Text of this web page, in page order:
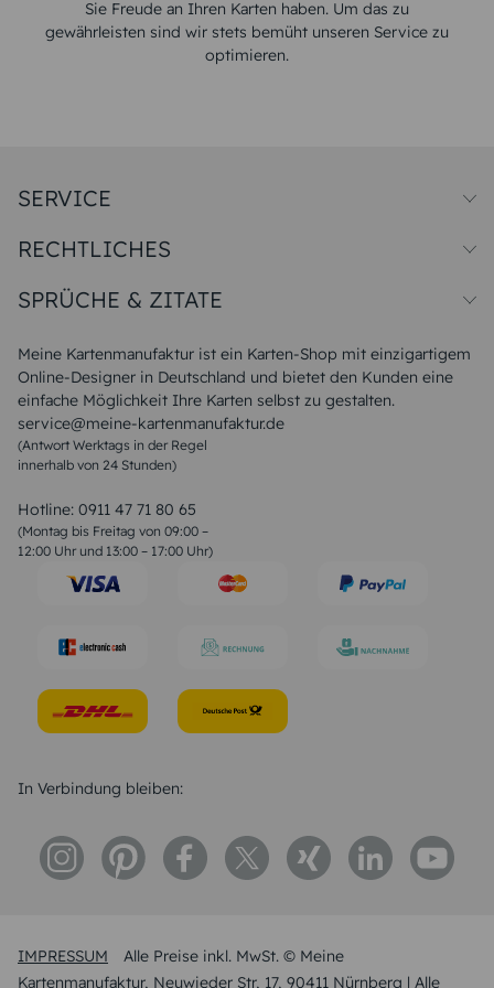
Sie Freude an Ihren Karten haben. Um das zu
gewährleisten sind wir stets bemüht unseren Service zu
optimieren.
Meine Kartenmanufaktur ist ein Karten-Shop mit einzigartigem
Online-Designer in Deutschland und bietet den Kunden eine
einfache Möglichkeit Ihre Karten selbst zu gestalten.
service@meine-kartenmanufaktur.de
(Antwort Werktags in der Regel
innerhalb von 24 Stunden)
Hotline: 0911 47 71 80 65
(Montag bis Freitag von 09:00 –
12:00 Uhr und 13:00 – 17:00 Uhr)
SERVICE
Papiersorten
Unsere Produktion
Magazin
FAQ
RECHTLICHES
Widerrufsbelehrung
SPRÜCHE & ZITATE
Liebeskummer Sprüche
Sommer Sprüche
Muttertagssprüche
Sprüche zur Hochzeit
Sprüche zur Konfirmation & Kommunion
Weihnachtsgedichte
Liebessprüche
Geburtstagssprüche
Trauersprüche
Konfirmation Glückwünsche
IMPRESSUM
Alle Preise inkl. MwSt. © Meine
Kartenmanufaktur, Neuwieder Str, 17, 90411 Nürnberg | Alle
In Verbindung bleiben: